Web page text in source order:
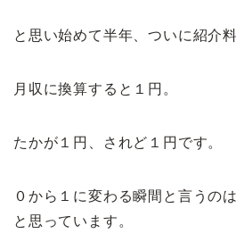
と思い始めて半年、ついに紹介
月収に換算すると１円。
たかが１円、されど１円です。
０から１に変わる瞬間と言うの
と思っています。